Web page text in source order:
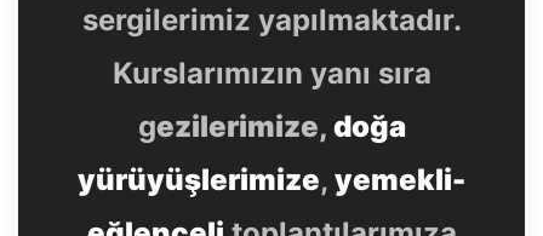
sergilerimiz yapılmaktadır.
Kurslarımızın yanı sıra
gezilerimize, doğa
yürüyüşlerimize, yemekli-